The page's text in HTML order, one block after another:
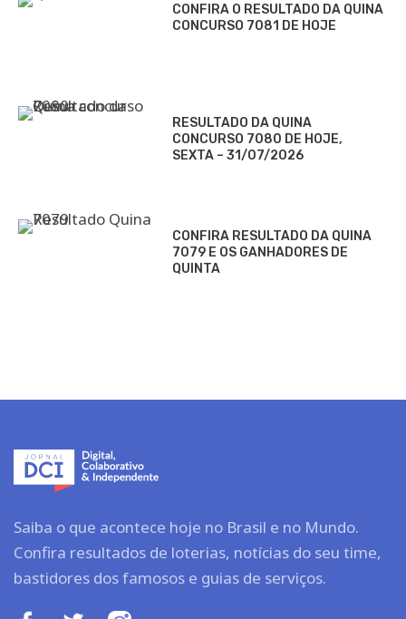
CONFIRA O RESULTADO DA QUINA
CONCURSO 7081 DE HOJE
RESULTADO DA QUINA
CONCURSO 7080 DE HOJE,
SEXTA – 31/07/2026
CONFIRA RESULTADO DA QUINA
7079 E OS GANHADORES DE
QUINTA
Saiba o que acontece hoje no Brasil e no Mundo.
Confira resultados de loterias, notícias do seu time,
bastidores dos famosos e guias de serviços.